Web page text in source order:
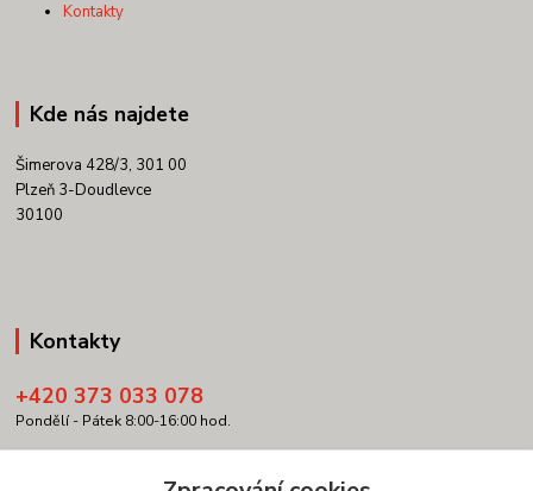
Kontakty
Kde nás najdete
Šimerova 428/3, 301 00
Plzeň 3-Doudlevce
30100
Kontakty
+420 373 033 078
Pondělí - Pátek 8:00-16:00 hod.